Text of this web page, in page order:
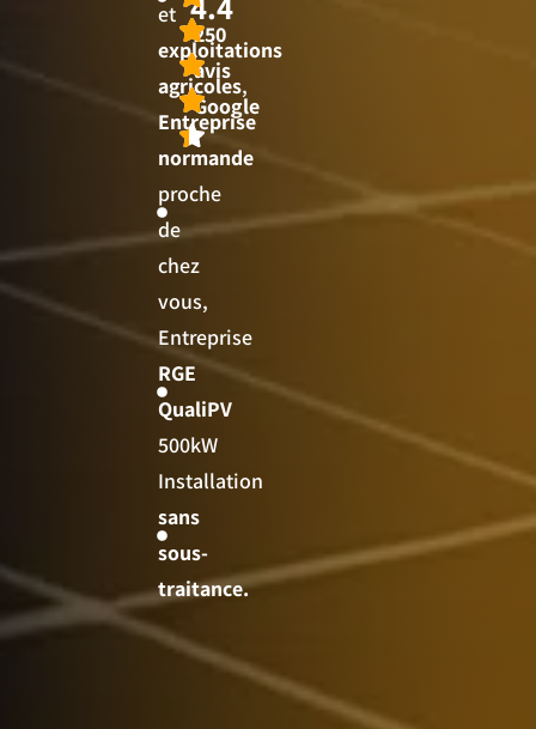
et
exploitations
agricoles,
Entreprise
normande
proche
de
chez
vous,
Entreprise
RGE
QualiPV
500kW
Installation
sans
sous-
traitance.
250
avis
Google